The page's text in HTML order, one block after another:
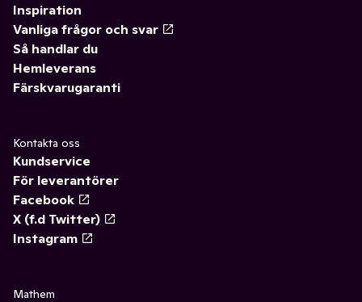
Inspiration
Vanliga frågor och svar
Så handlar du
Hemleverans
Färskvarugaranti
Kontakta oss
Kundservice
För leverantörer
Facebook
X (f.d Twitter)
Instagram
Mathem